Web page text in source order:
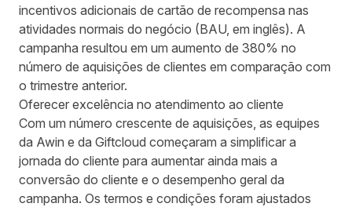
incentivos adicionais de cartão de recompensa nas
atividades normais do negócio (BAU, em inglês). A
campanha resultou em um aumento de 380% no
número de aquisições de clientes em comparação com
o trimestre anterior.
Oferecer excelência no atendimento ao cliente
Com um número crescente de aquisições, as equipes
da Awin e da Giftcloud começaram a simplificar a
jornada do cliente para aumentar ainda mais a
conversão do cliente e o desempenho geral da
campanha. Os termos e condições foram ajustados